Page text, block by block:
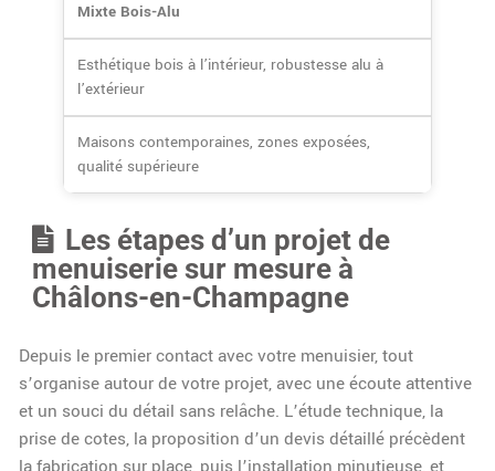
Mixte Bois-Alu
Esthétique bois à l’intérieur, robustesse alu à
l’extérieur
Maisons contemporaines, zones exposées,
qualité supérieure
Les étapes d’un projet de
menuiserie sur mesure à
Châlons-en-Champagne
Depuis le premier contact avec votre menuisier, tout
s’organise autour de votre projet, avec une écoute attentive
et un souci du détail sans relâche. L’étude technique, la
prise de cotes, la proposition d’un devis détaillé précèdent